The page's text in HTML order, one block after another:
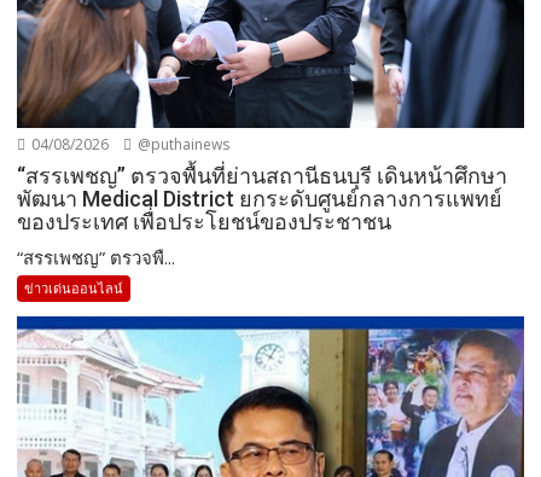
04/08/2026 @puthainews
“สรรเพชญ” ตรวจพื้นที่ย่านสถานีธนบุรี เดินหน้าศึกษา
พัฒนา Medical District ยกระดับศูนย์กลางการแพทย์
ของประเทศ เพื่อประโยชน์ของประชาชน
“สรรเพชญ” ตรวจพื...
ข่าวเด่นออนไลน์